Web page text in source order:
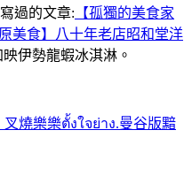
過的文章: 【孤獨的美食家
美食】八十年老店昭和堂洋
映伊勢龍蝦冰淇淋。
叉燒樂樂ตั้งใจย่าง.曼谷版黯